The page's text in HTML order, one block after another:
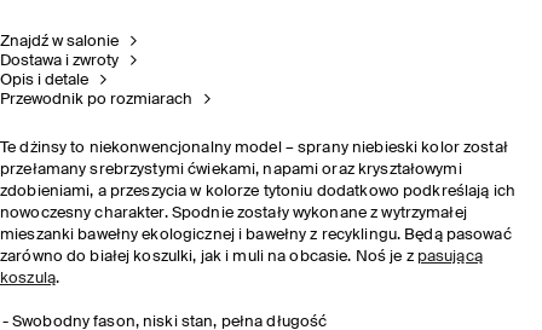
Znajdź w salonie
Dostawa i zwroty
Opis i detale
Przewodnik po rozmiarach
Te dżinsy to niekonwencjonalny model – sprany niebieski kolor został
przełamany srebrzystymi ćwiekami, napami oraz kryształowymi
zdobieniami, a przeszycia w kolorze tytoniu dodatkowo podkreślają ich
nowoczesny charakter. Spodnie zostały wykonane z wytrzymałej
mieszanki bawełny ekologicznej i bawełny z recyklingu. Będą pasować
zarówno do białej koszulki, jak i muli na obcasie. Noś je z pasującą
koszulą.
Swobodny fason, niski stan, pełna długość